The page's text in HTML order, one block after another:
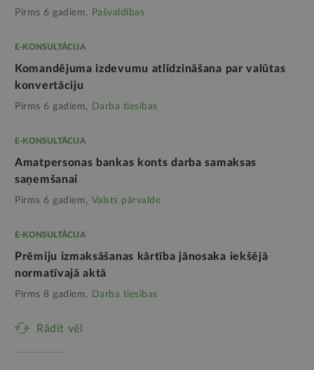
Pirms 6 gadiem, Pašvaldības
E-KONSULTĀCIJA
Komandējuma izdevumu atlīdzināšana par valūtas
konvertāciju
Pirms 6 gadiem, Darba tiesības
E-KONSULTĀCIJA
Amatpersonas bankas konts darba samaksas
saņemšanai
Pirms 6 gadiem, Valsts pārvalde
E-KONSULTĀCIJA
Prēmiju izmaksāšanas kārtība jānosaka iekšējā
normatīvajā aktā
Pirms 8 gadiem, Darba tiesības
Rādīt vēl